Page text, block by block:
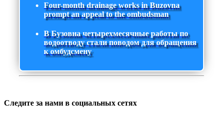
Four-month drainage works in Buzovna
prompt an appeal to the ombudsman
В Бузовна четырехмесячные работы по
водоотводу стали поводом для обращения
к омбудсмену
Следите за нами в социальных сетях